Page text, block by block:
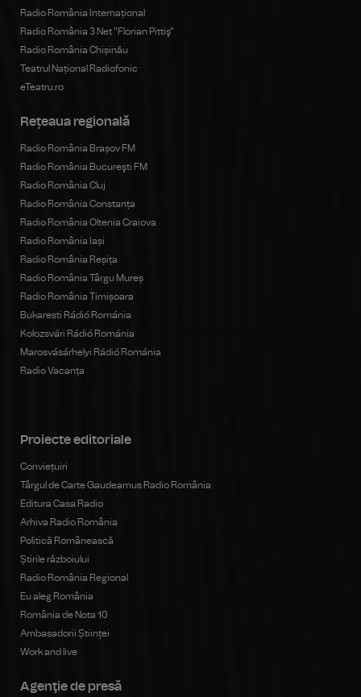
Radio România Internațional
Radio România 3 Net "Florian Pittiş"
Radio România Chișinău
Teatrul Național Radiofonic
eTeatru.ro
Rețeaua regională
Radio România Brașov FM
Radio România Bucureşti FM
Radio România Cluj
Radio România Constanța
Radio România Oltenia Craiova
Radio România Iași
Radio România Reșița
Radio România Târgu Mureș
Radio România Timișoara
Bukaresti Rádió Románia
Kolozsvári Rádió Románia
Marosvásárhelyi Rádió Románia
Radio Vacanța
Proiecte editoriale
Conviețuiri
Târgul de Carte Gaudeamus Radio România
Editura Casa Radio
Arhiva Radio România
Politică Românească
Știrile războiului
Radio România Regional
Eu aleg România
România de Nota 10
Ambasadorii Științei
Work and live
Agenţie de presă